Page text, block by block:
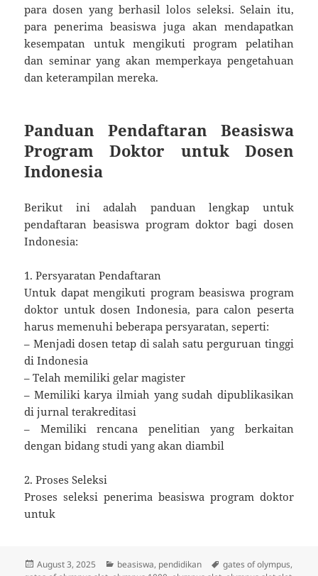
para dosen yang berhasil lolos seleksi. Selain itu,
para penerima beasiswa juga akan mendapatkan
kesempatan untuk mengikuti program pelatihan
dan seminar yang akan memperkaya pengetahuan
dan keterampilan mereka.
Panduan Pendaftaran Beasiswa
Program Doktor untuk Dosen
Indonesia
Berikut ini adalah panduan lengkap untuk
pendaftaran beasiswa program doktor bagi dosen
Indonesia:
1. Persyaratan Pendaftaran
Untuk dapat mengikuti program beasiswa program
doktor untuk dosen Indonesia, para calon peserta
harus memenuhi beberapa persyaratan, seperti:
– Menjadi dosen tetap di salah satu perguruan tinggi
di Indonesia
– Telah memiliki gelar magister
– Memiliki karya ilmiah yang sudah dipublikasikan
di jurnal terakreditasi
– Memiliki rencana penelitian yang berkaitan
dengan bidang studi yang akan diambil
2. Proses Seleksi
Proses seleksi penerima beasiswa program doktor
untuk
Posted
August 3, 2025 Categories
beasiswa, pendidikan Tags
gates of olympus,